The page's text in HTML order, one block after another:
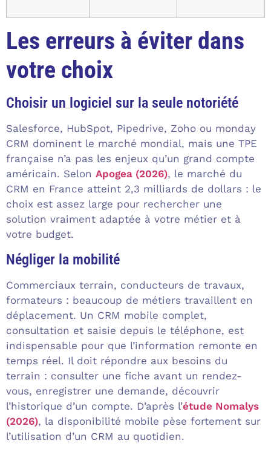
Les erreurs à éviter dans
votre choix
Choisir un logiciel sur la seule notoriété
Salesforce, HubSpot, Pipedrive, Zoho ou monday
CRM dominent le marché mondial, mais une TPE
française n’a pas les enjeux qu’un grand compte
américain. Selon Apogea (2026), le marché du
CRM en France atteint 2,3 milliards de dollars : le
choix est assez large pour rechercher une
solution vraiment adaptée à votre métier et à
votre budget.
Négliger la mobilité
Commerciaux terrain, conducteurs de travaux,
formateurs : beaucoup de métiers travaillent en
déplacement. Un CRM mobile complet,
consultation et saisie depuis le téléphone, est
indispensable pour que l’information remonte en
temps réel. Il doit répondre aux besoins du
terrain : consulter une fiche avant un rendez-
vous, enregistrer une demande, découvrir
l’historique d’un compte. D’après l’étude Nomalys
(2026), la disponibilité mobile pèse fortement sur
l’utilisation d’un CRM au quotidien.